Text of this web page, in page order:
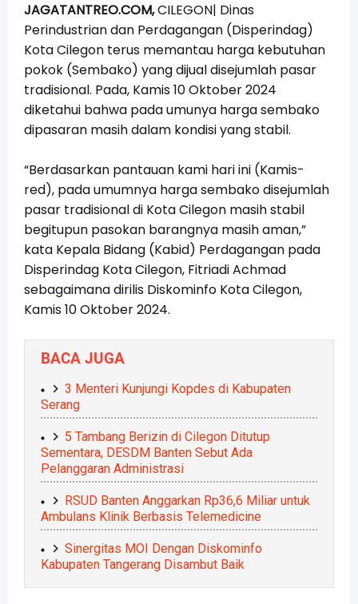
JAGATANTREO.COM,CILEGON| Dinas
Perindustrian dan Perdagangan (Disperindag)
Kota Cilegon terus memantau harga kebutuhan
pokok (Sembako) yang dijual disejumlah pasar
tradisional. Pada, Kamis 10 Oktober 2024
diketahui bahwa pada umunya harga sembako
dipasaran masih dalam kondisi yang stabil.
“Berdasarkan pantauan kami hari ini (Kamis-
red), pada umumnya harga sembako disejumlah
pasar tradisional di Kota Cilegon masih stabil
begitupun pasokan barangnya masih aman,”
kata Kepala Bidang (Kabid) Perdagangan pada
Disperindag Kota Cilegon, Fitriadi Achmad
sebagaimana dirilis Diskominfo Kota Cilegon,
Kamis 10 Oktober 2024.
BACA JUGA
3 Menteri Kunjungi Kopdes di Kabupaten
Serang
5 Tambang Berizin di Cilegon Ditutup
Sementara, DESDM Banten Sebut Ada
Pelanggaran Administrasi
RSUD Banten Anggarkan Rp36,6 Miliar untuk
Ambulans Klinik Berbasis Telemedicine
Sinergitas MOI Dengan Diskominfo
Kabupaten Tangerang Disambut Baik